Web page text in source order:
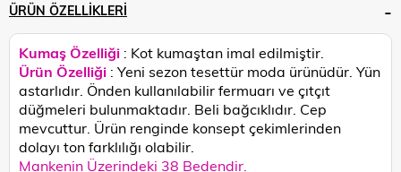
ÜRÜN ÖZELLIKLERI
Kumaş Özelliği : Kot kumaştan imal edilmiştir.
Ürün Özelliği : Yeni sezon tesettür moda ürünüdür. Yün
astarlıdır. Önden kullanılabilir fermuarı ve çıtçıt
düğmeleri bulunmaktadır. Beli bağcıklıdır. Cep
mevcuttur. Ürün renginde konsept çekimlerinden
dolayı ton farklılığı olabilir.
Mankenin Üzerindeki 38 Bedendir.